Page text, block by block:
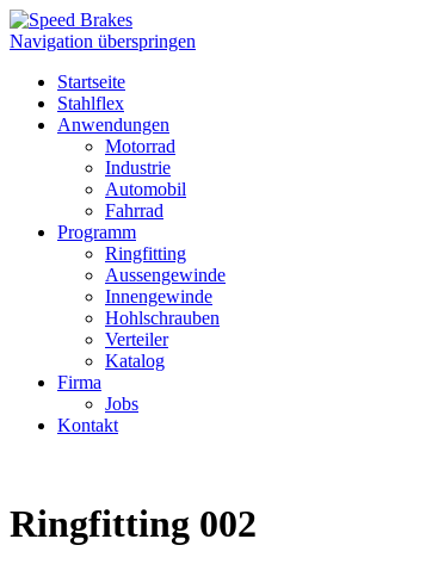
Navigation überspringen
Startseite
Stahlflex
Anwendungen
Motorrad
Industrie
Automobil
Fahrrad
Programm
Ringfitting
Aussengewinde
Innengewinde
Hohlschrauben
Verteiler
Katalog
Firma
Jobs
Kontakt
Ringfitting 002